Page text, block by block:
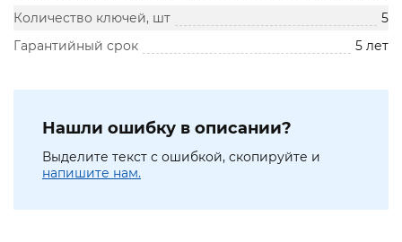
Количество ключей, шт
5
Гарантийный срок
5 лет
Нашли ошибку в описании?
Выделите текст с ошибкой, скопируйте и
напишите нам.